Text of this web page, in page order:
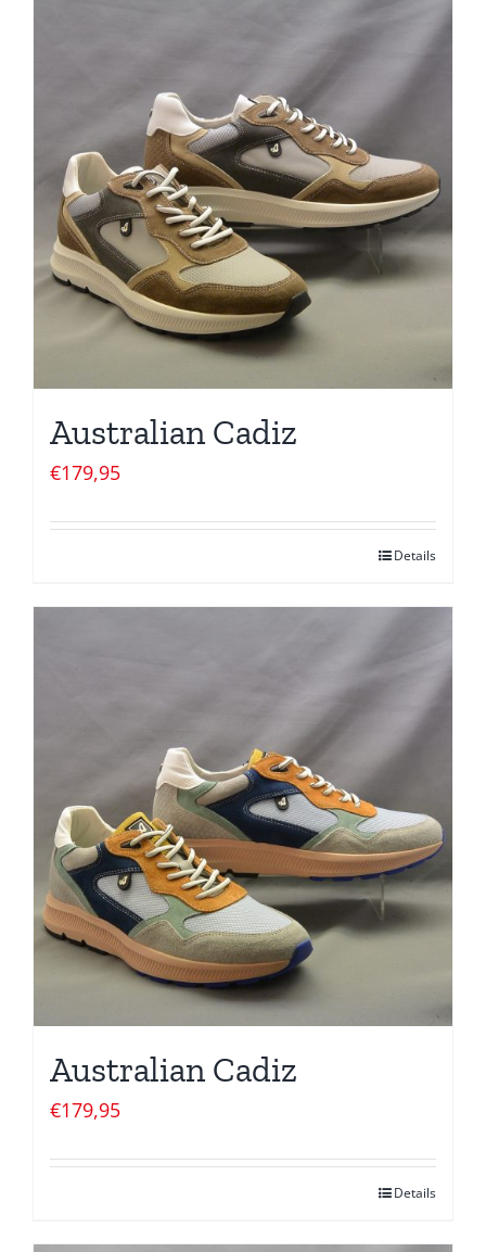
Australian Cadiz
€179,95
Details
Australian Cadiz
€179,95
Details